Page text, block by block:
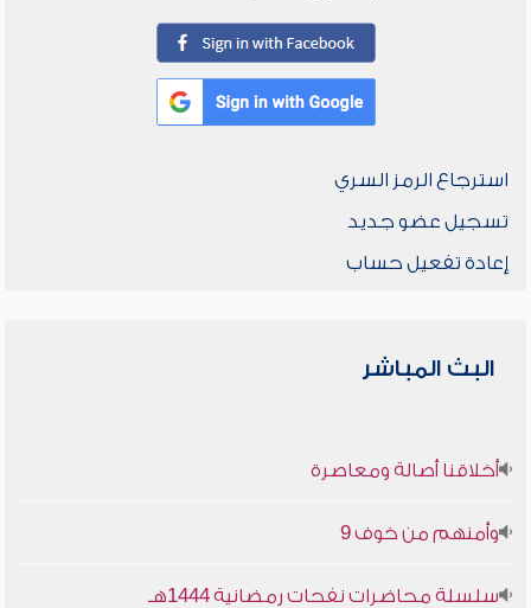
استرجاع الرمز السري
تسجيل عضو جديد
إعادة تفعيل حساب
البث المباشر
أخلاقنا أصالة ومعاصرة
وأمنهم من خوف 9
سلسلة محاضرات نفحات رمضانية 1444هـ